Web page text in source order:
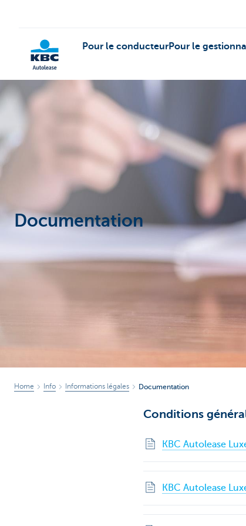
Pour le conducteurPour le
Documentation
Home Info Informations légales Documentation
Conditions
KBC Autolease
KBC Autolease